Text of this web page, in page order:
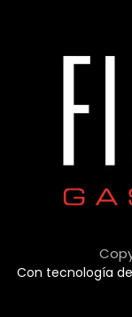
Con tecnología de